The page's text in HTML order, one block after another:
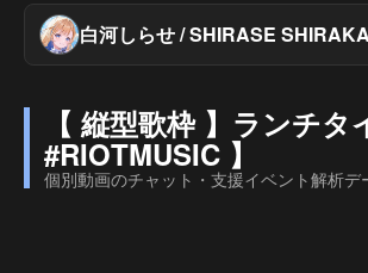
白河しらせ / SHIRASE
【 縦型歌枠 】ランチ
#RIOTMUSIC 】
個別動画のチャット・支援イベント解析デ